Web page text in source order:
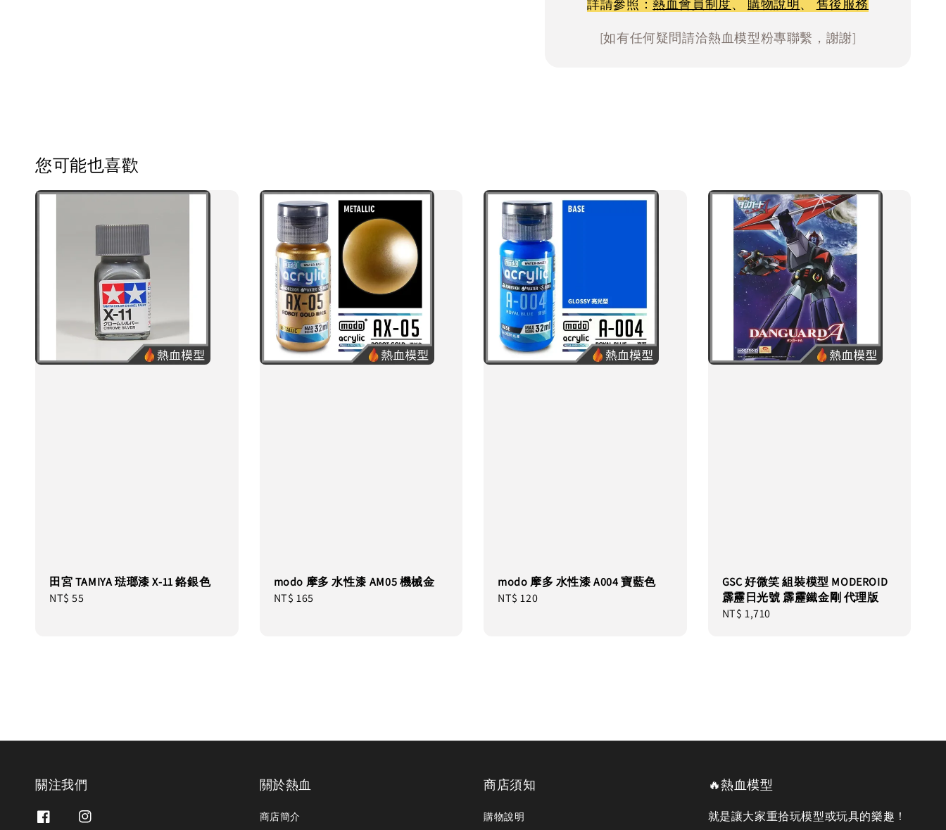
詳請參照：熱血會員制度、 購物說明、 售後服務
[如有任何疑問請洽熱血模型粉專聯繫，謝謝]
您可能也喜歡
田宮 TAMIYA 琺瑯漆 X-11 鉻銀色
Regular
NT$ 55
modo 摩多 水性漆 AM05 機械金
Regular
NT$ 165
modo 摩多 水性漆 A004 寶藍色
Regular
NT$ 120
GSC 好微笑 組裝模型 MODEROID
霹靂日光號 霹靂鐵金剛 代理版
Regular
NT$ 1,710
關注我們 關於熱血
商店簡介
商店須知
購物說明
🔥熱血模型
就是讓大家重拾玩模型或玩具的樂趣！